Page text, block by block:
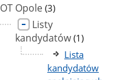
OT Opole liczba
podstron
(3)
Listy
kandydatówliczba
podstron
(1)
Lista
kandydatów